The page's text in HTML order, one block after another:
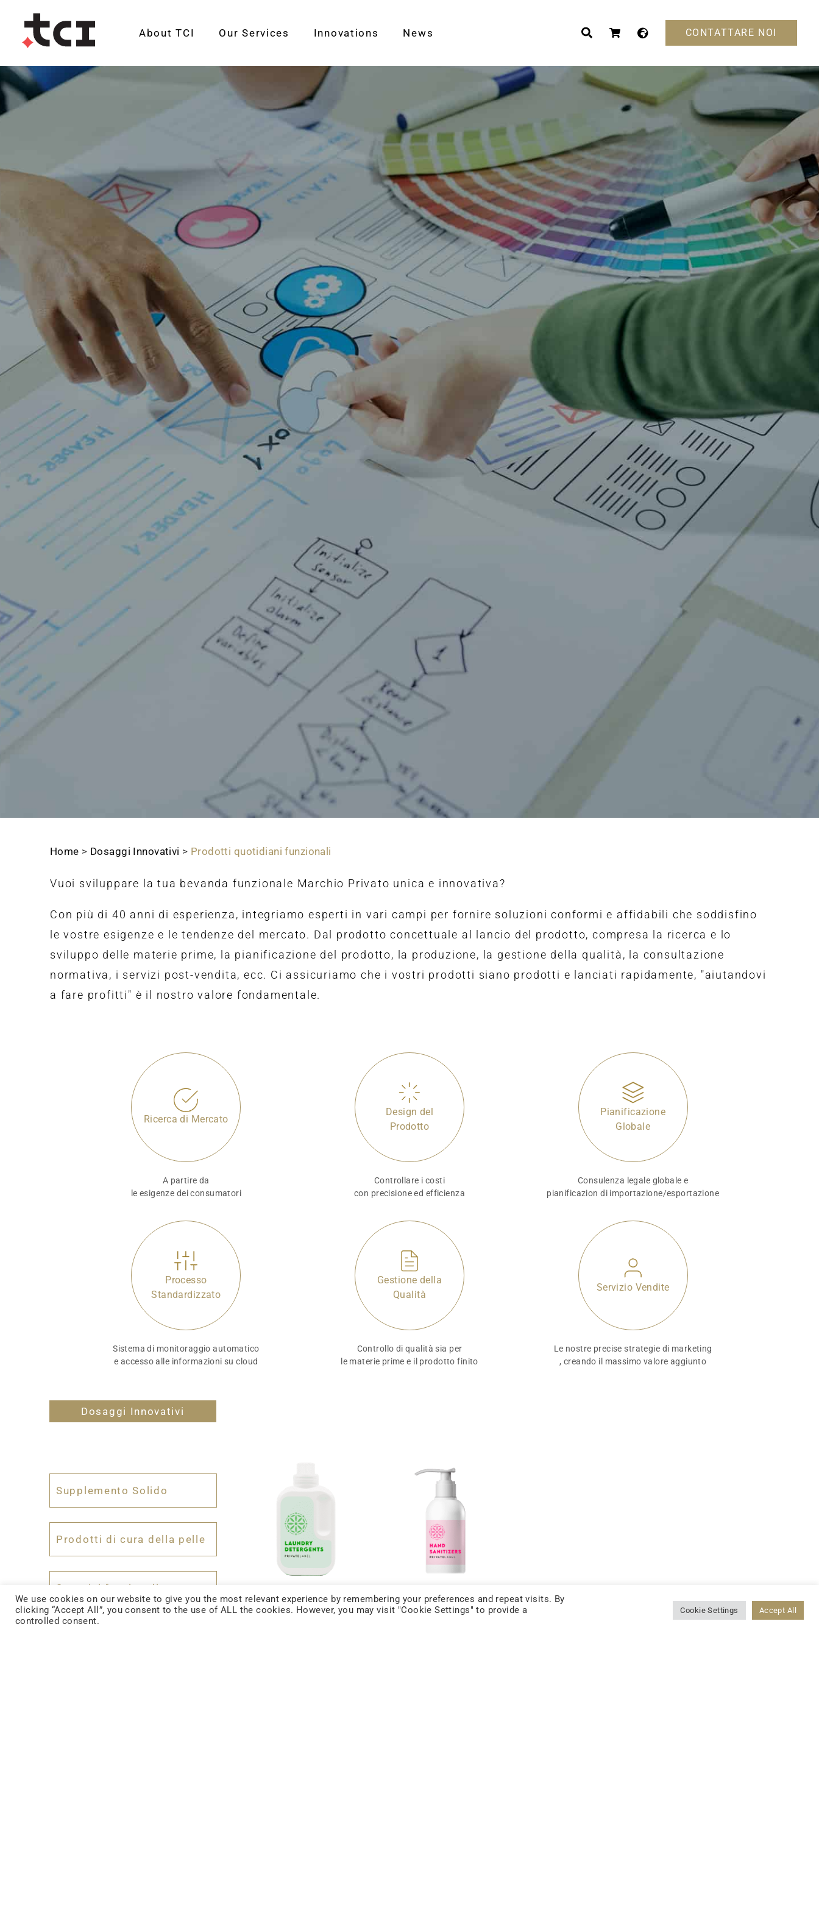
About TCI Our Services Innovations News CONTATTARE NOI
Home > Dosaggi Innovativi > Prodotti quotidiani funzionali
Vuoi sviluppare la tua bevanda funzionale Marchio Privato unica e innovativa?
Con più di 40 anni di esperienza, integriamo esperti in vari campi per fornire soluzioni conformi e affidabili che soddisfino
le vostre esigenze e le tendenze del mercato. Dal prodotto concettuale al lancio del prodotto, compresa la ricerca e lo
sviluppo delle materie prime, la pianificazione del prodotto, la produzione, la gestione della qualità, la consultazione
normativa, i servizi post-vendita, ecc. Ci assicuriamo che i vostri prodotti siano prodotti e lanciati rapidamente, "aiutandovi
a fare profitti" è il nostro valore fondamentale.
Ricerca di Mercato
A partire da
le esigenze dei consumatori
Design del
Prodotto
Controllare i costi
con precisione ed efficienza
Pianificazione
Globale
Consulenza legale globale e
pianificazion di importazione/esportazione
Processo
Standardizzato
Sistema di monitoraggio automatico
e accesso alle informazioni su cloud
Gestione della
Qualità
Controllo di qualità sia per
le materie prime e il prodotto finito
Servizio Vendite
Le nostre precise strategie di marketing
, creando il massimo valore aggiunto
Dosaggi Innovativi
Supplemento Solido
Prodotti di cura della pelle
Spuntini funzionali
Detersivi per il
Igienizzanti per le
We use cookies on our website to give you the most relevant experience by remembering your preferences and repeat visits. By
clicking “Accept All”, you consent to the use of ALL the cookies. However, you may visit "Cookie Settings" to provide a
controlled consent.
Cookie Settings Accept All